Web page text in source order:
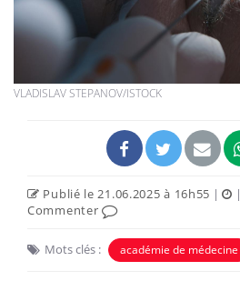
VLADISLAV STEPANOV/ISTOCK
Publié le 21.06.2025 à 16h55 | |
Commenter
Mots clés : académie de médecine